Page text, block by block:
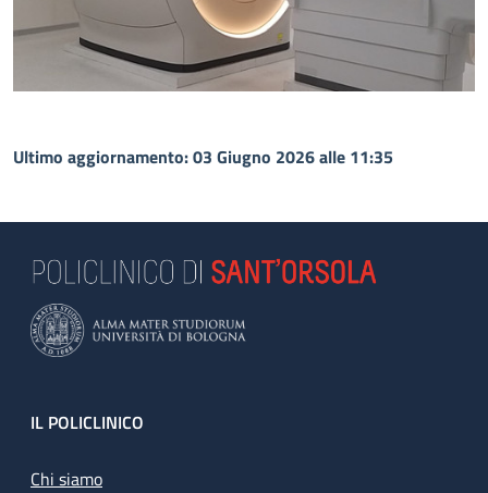
Ultimo aggiornamento: 03 Giugno 2026 alle 11:35
Footer
IL POLICLINICO
Chi siamo